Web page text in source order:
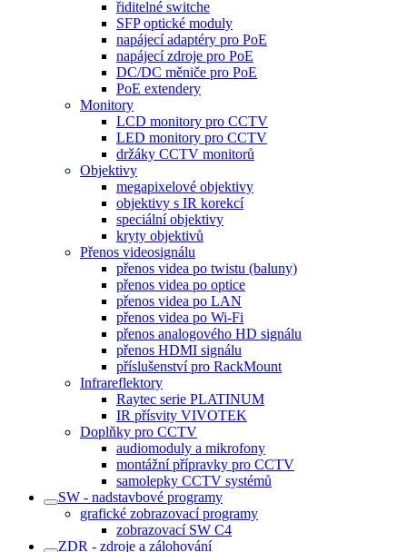
řiditelné switche
SFP optické moduly
napájecí adaptéry pro PoE
napájecí zdroje pro PoE
DC/DC měniče pro PoE
PoE extendery
Monitory
LCD monitory pro CCTV
LED monitory pro CCTV
držáky CCTV monitorů
Objektivy
megapixelové objektivy
objektivy s IR korekcí
speciální objektivy
kryty objektivů
Přenos videosignálu
přenos videa po twistu (baluny)
přenos videa po optice
přenos videa po LAN
přenos videa po Wi-Fi
přenos analogového HD signálu
přenos HDMI signálu
příslušenství pro RackMount
Infrareflektory
Raytec serie PLATINUM
IR přísvity VIVOTEK
Doplňky pro CCTV
audiomoduly a mikrofony
montážní přípravky pro CCTV
samolepky CCTV systémů
SW - nadstavbové programy
grafické zobrazovací programy
zobrazovací SW C4
ZDR - zdroje a zálohování